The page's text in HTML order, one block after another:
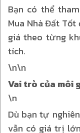
Bạn có thể
Mua Nhà Đất
giá theo từng
tích.
\n\n
Vai trò của môi
\n
Dù bạn tự
vẫn có giá trị